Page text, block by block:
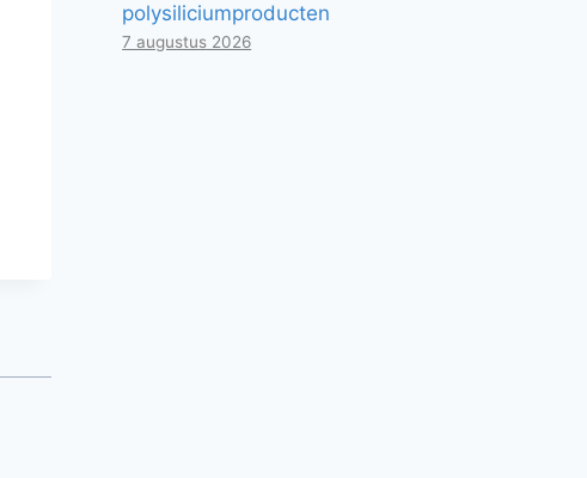
polysiliciumproducten
7 augustus 2026